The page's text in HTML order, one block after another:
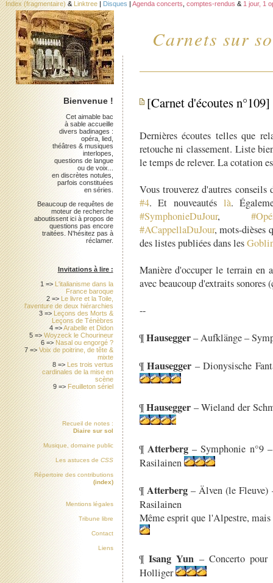
Carnets sur
Index (fragmentaire) & Linktree | Disques | Agenda concerts comptes-rendus & 1 jour, 1
[Carnet d'écoutes
Dernières écoutes telles que
retouche ni classement. Liste
le temps de relever. La cotation
Vous trouverez d'autres
#4. Et nouveautés là.
#SymphonieDuJour,
#ACappellaDuJour, mots-dièses
des listes publiées dans les
Manière d'occuper le terrain en
avec beaucoup d'extraits
--
¶Hausegger– Aufklänge –
¶Hausegger – Dionysische
¶Hausegger – Wieland der
¶ Atterberg– Symphonie n°9
Rasilainen
¶ Atterberg– Älven (le Fleuve)
Rasilainen
Même esprit que l'Alpestre,
¶ Isang Yun – Concerto pour
Holliger
Bienvenue !
Cet aimable bac
à sable accueille
divers badinages :
opéra, lied,
théâtres & musiques
interlopes,
questions de langue
ou de voix...
en discrètes notules,
parfois constituées
en séries.
Beaucoup de requêtes de
moteur de recherche
aboutissent ici à propos de
questions pas encore
traitées. N'hésitez pas à
réclamer.
Invitations à lire :
1 => L'italianisme dans la
France baroque
2 => Le livre et la Toile,
l'aventure de deux hiérarchies
3 => Leçons des Morts &
Leçons de Ténèbres
4 =>Arabelle et Didon
5 =>Woyzeck le Chourineur
6 => Nasal ou engorgé ?
7 =>Voix de poitrine, de tête &
mixte
8 => Les trois vertus
cardinales de la mise en
scène
9 => Feuilleton sériel
Recueil de notes :
Diaire sur sol
Musique, domaine public
Les astuces de CSS
Répertoire des contributions
(index)
Mentions légales
Tribune libre
Contact
Liens